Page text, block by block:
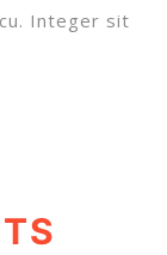
Integer sit